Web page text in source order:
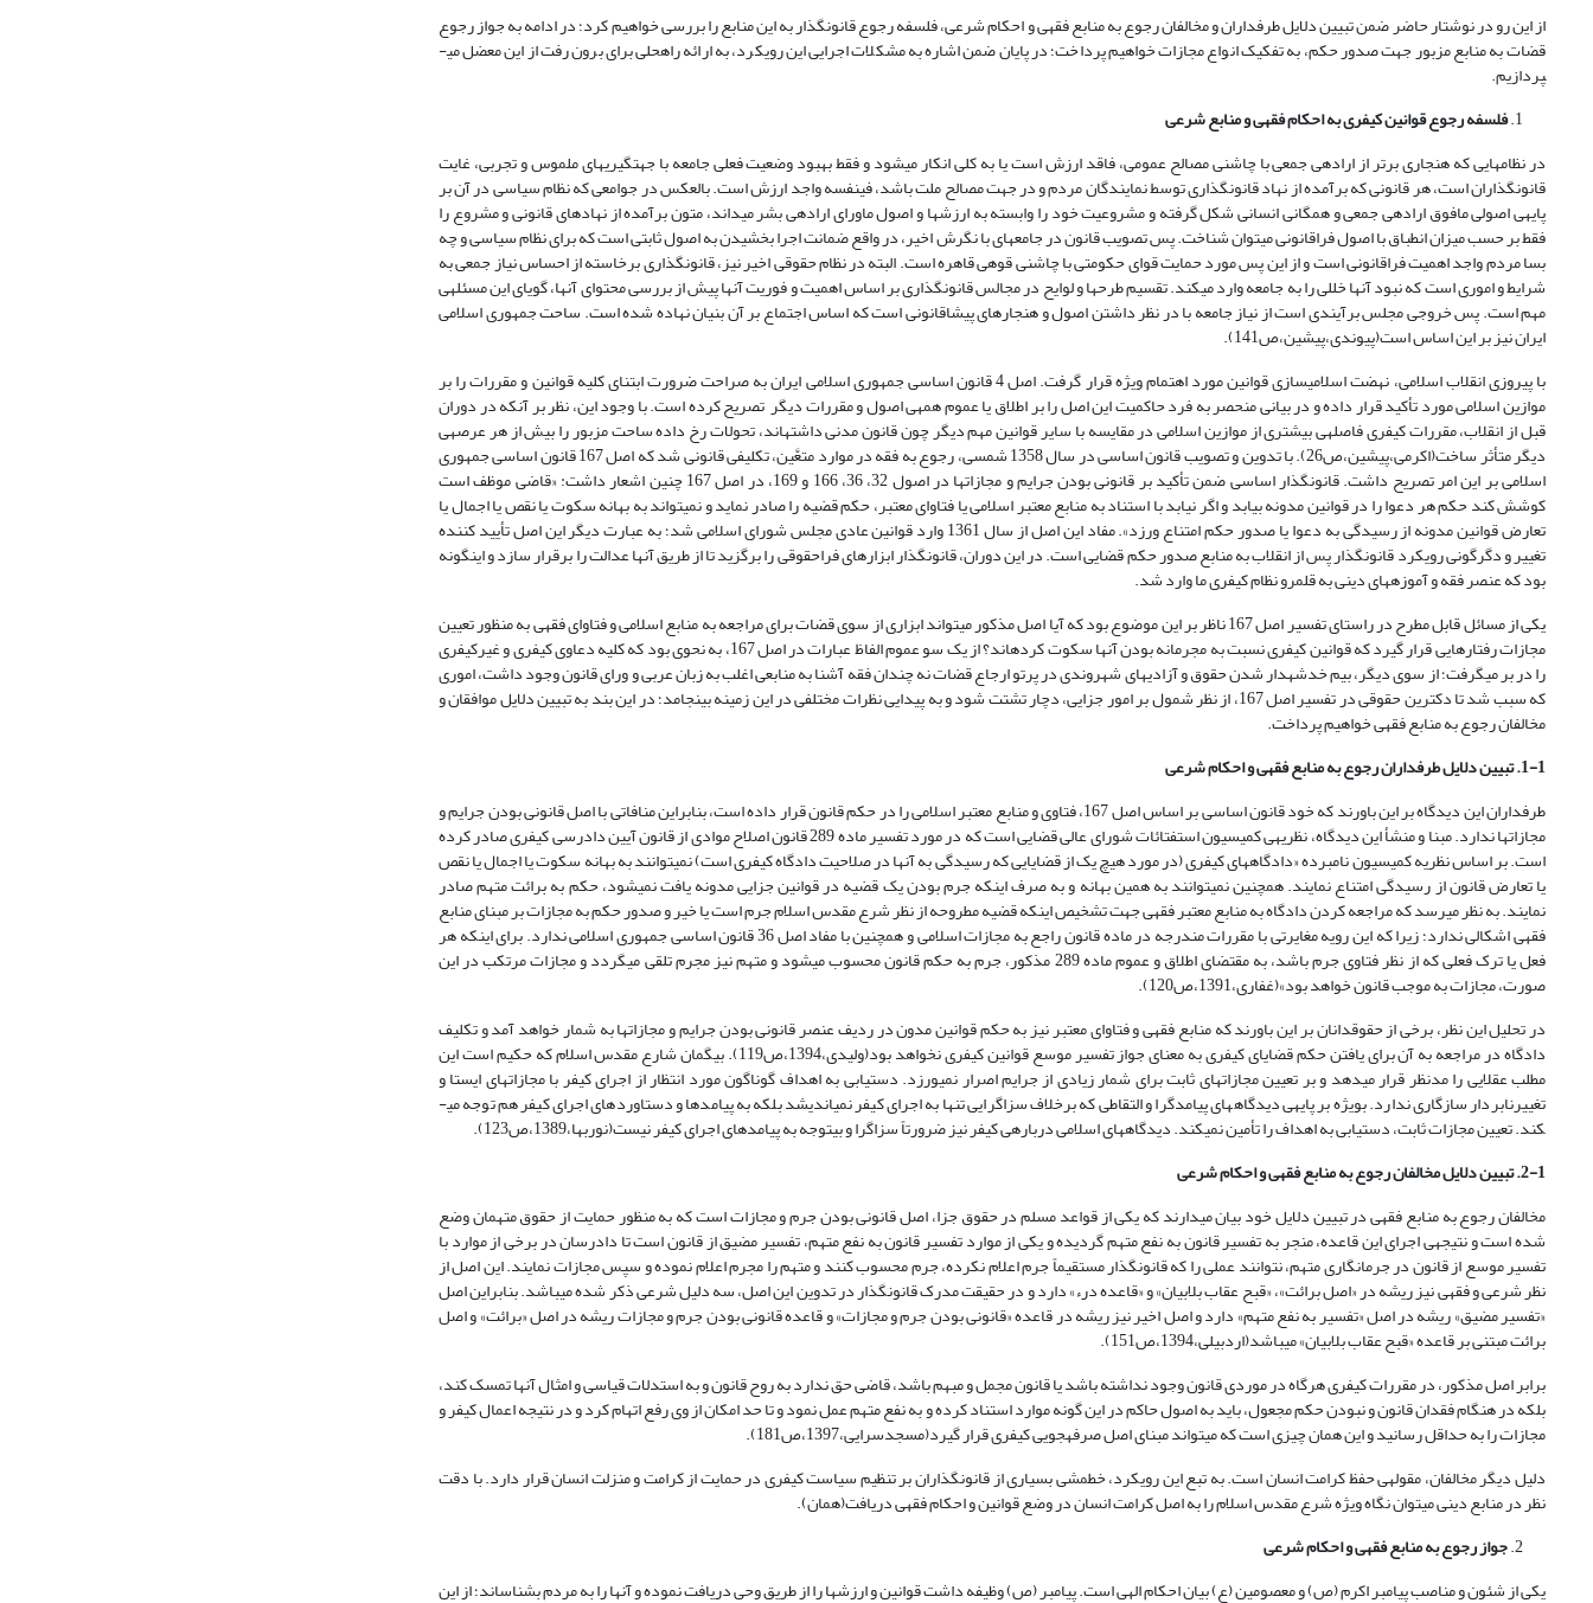
از این رو در نوشتار حاضر ضمن تبیین دلایل طرفداران و مخالفان رجوع به منابع فقهی و احکام شرعی، فلسفه رجوع قانونگذار به این منابع را بررسی خواهیم کرد؛ در ادامه به جواز رجوع
قضات به منابع مزبور جهت صدور حکم، به تفکیک انواع مجازات خواهیم پرداخت؛ در پایان ضمن اشاره به مشکلات اجرایی این رویکرد، به ارائه راه­حلی برای برون رفت از این معضل می­
پردازیم.
فلسفه رجوع قوانین کیفری به احکام فقهی و منابع شرعی
در نظام­هایی که هنجاری برتر از اراده­ی جمعی با چاشنی مصالح عمومی، فاقد ارزش است یا به کلی انکار می­شود و فقط بهبود وضعیت فعلی جامعه با جهت­گیری­های ملموس و تجربی، غایت
قانونگذاران است، هر قانونی که برآمده از نهاد قانونگذاری توسط نمایندگان مردم و در جهت مصالح ملت باشد، فی­نفسه واجد ارزش است. بالعکس در جوامعی که نظام سیاسی در آن بر
پایه­ی اصولی مافوق اراده­ی جمعی و همگانی انسانی شکل گرفته و مشروعیت خود را وابسته به ارزش­ها و اصول ماورای اراده­ی بشر می­داند، متون برآمده از نهادهای قانونی و مشروع را
فقط بر حسب میزان انطباق با اصول فراقانونی می­توان شناخت. پس تصویب قانون در جامعه­ای با نگرش اخیر، در واقع ضمانت اجرا بخشیدن به اصول ثابتی است که برای نظام سیاسی و چه
بسا مردم واجد اهمیت فراقانونی است و از این پس مورد حمایت قوای حکومتی با چاشنی قوه­ی قاهره است. البته در نظام حقوقی اخیر نیز، قانونگذاری برخاسته از احساس نیاز جمعی به
شرایط و اموری است که نبود آن­ها خللی را به جامعه وارد می­کند. تقسیم طرح­ها و لوایح در مجالس قانونگذاری بر اساس اهمیت و فوریت آن­ها پیش از بررسی محتوای آن­ها، گویای این مسئله­ی
مهم است. پس خروجی مجلس برآیندی است از نیاز جامعه با در نظر داشتن اصول و هنجارهای پیشاقانونی است که اساس اجتماع بر آن بنیان نهاده شده است. ساحت جمهوری اسلامی
ایران نیز بر این اساس است(پیوندی،پیشین،ص141).
با پیروزی انقلاب اسلامی، نهضت اسلامی­سازی قوانین مورد اهتمام ویژه قرار گرفت. اصل 4 قانون اساسی جمهوری اسلامی ایران به صراحت ضرورت ابتنای کلیه قوانین و مقررات را بر
موازین اسلامی مورد تأکید قرار داده و در بیانی منحصر به فرد حاکمیت این اصل را بر اطلاق یا عموم همه­ی اصول و مقررات دیگر تصریح کرده است. با وجود این، نظر بر آنکه در دوران
قبل از انقلاب، مقررات کیفری فاصله­ی بیشتری از موازین اسلامی در مقایسه با سایر قوانین مهم دیگر چون قانون مدنی داشته­اند، تحولات رخ داده ساحت مزبور را بیش از هر عرصه­ی
دیگر متأثر ساخت(اکرمی،پیشین،ص26). با تدوین و تصویب قانون اساسی در سال 1358 شمسی، رجوع به فقه در موارد متعَّین، تکلیفی قانونی شد که اصل 167 قانون اساسی جمهوری
اسلامی بر این امر تصریح داشت. قانونگذار اساسی ضمن تأکید بر قانونی بودن جرایم و مجازات­ها در اصول 32، 36، 166 و 169، در اصل 167 چنین اشعار داشت: «قاضی موظف است
کوشش کند حکم هر دعوا را در قوانین مدونه بیابد و اگر نیابد با استناد به منابع معتبر اسلامی یا فتاوای معتبر، حکم قضیه را صادر نماید و نمی­تواند به بهانه سکوت یا نقص یا اجمال یا
تعارض قوانین مدونه از رسیدگی به دعوا یا صدور حکم امتناع ورزد». مفاد این اصل از سال 1361 وارد قوانین عادی مجلس شورای اسلامی شد؛ به عبارت دیگر این اصل تأیید کننده
تغییر و دگرگونی رویکرد قانونگذار پس از انقلاب به منابع صدور حکم قضایی است. در این دوران، قانونگذار ابزارهای فراحقوقی را برگزید تا از طریق آنها عدالت را برقرار سازد و این­گونه
بود که عنصر فقه و آموزه­های دینی به قلمرو نظام کیفری ما وارد شد.
یکی از مسائل قابل مطرح در راستای تفسیر اصل 167 ناظر بر این موضوع بود که آیا اصل مذکور می­تواند ابزاری از سوی قضات برای مراجعه به منابع اسلامی و فتاوای فقهی به منظور تعیین
مجازات رفتارهایی قرار گیرد که قوانین کیفری نسبت به مجرمانه بودن آن­ها سکوت کرده­اند؟ از یک سو عموم الفاظ عبارات در اصل 167، به نحوی بود که کلیه دعاوی کیفری و غیرکیفری
را در بر می­گرفت؛ از سوی دیگر، بیم خدشه­دار شدن حقوق و آزادی­های شهروندی در پرتو ارجاع قضات نه چندان فقه آشنا به منابعی اغلب به زبان عربی و ورای قانون وجود داشت، اموری
که سبب شد تا دکترین حقوقی در تفسیر اصل 167، از نظر شمول بر امور جزایی، دچار تشتت شود و به پیدایی نظرات مختلفی در این زمینه بینجامد؛ در این بند به تبیین دلایل موافقان و
مخالفان رجوع به منابع فقهی خواهیم پرداخت.
1-1. تبیین دلایل طرفداران رجوع به منابع فقهی و احکام شرعی
طرفداران این دیدگاه بر این باورند که خود قانون اساسی بر اساس اصل 167، فتاوی و منابع معتبر اسلامی را در حکم قانون قرار داده است، بنابراین منافاتی با اصل قانونی بودن جرایم و
مجازات­ها ندارد. مبنا و منشأ این دیدگاه، نظریه­ی کمیسیون استفتائات شورای عالی قضایی است که در مورد تفسیر ماده 289 قانون اصلاح موادی از قانون آیین دادرسی کیفری صادر کرده
است. بر اساس نظریه کمیسیون نامبرده «دادگاه­های کیفری (در مورد هیچ یک از قضایایی که رسیدگی به آنها در صلاحیت دادگاه کیفری است) نمی­توانند به بهانه سکوت یا اجمال یا نقص
یا تعارض قانون از رسیدگی امتناع نمایند. همچنین نمی­توانند به همین بهانه و به صرف اینکه جرم بودن یک قضیه در قوانین جزایی مدونه یافت نمی­شود، حکم به برائت متهم صادر
نمایند. به نظر می­رسد که مراجعه کردن دادگاه به منابع معتبر فقهی جهت تشخیص اینکه قضیه مطروحه از نظر شرع مقدس اسلام جرم است یا خیر و صدور حکم به مجازات بر مبنای منابع
فقهی اشکالی ندارد؛ زیرا که این رویه مغایرتی با مقررات مندرجه در ماده قانون راجع به مجازات اسلامی و همچنین با مفاد اصل 36 قانون اساسی جمهوری اسلامی ندارد. برای اینکه هر
فعل یا ترک فعلی که از نظر فتاوی جرم باشد، به مقتضای اطلاق و عموم ماده 289 مذکور، جرم به حکم قانون محسوب می­شود و متهم نیز مجرم تلقی می­گردد و مجازات مرتکب در این
صورت، مجازات به موجب قانون خواهد بود»(غفاری،1391،ص120).
در تحلیل این نظر، برخی از حقوقدانان بر این باورند که منابع فقهی و فتاوای معتبر نیز به حکم قوانین مدون در ردیف عنصر قانونی بودن جرایم و مجازات­ها به شمار خواهد آمد و تکلیف
دادگاه در مراجعه به آن برای یافتن حکم قضایای کیفری به معنای جواز تفسیر موسع قوانین کیفری نخواهد بود(ولیدی،1394،ص119). بی­گمان شارع مقدس اسلام که حکیم است این
مطلب عقلایی را مدنظر قرار می­دهد و بر تعیین مجازات­های ثابت برای شمار زیادی از جرایم اصرار نمی­ورزد. دستیابی به اهداف گوناگون مورد انتظار از اجرای کیفر با مجازات­های ایستا و
تغییرنابردار سازگاری ندارد. بویژه بر پایه­ی دیدگاه­های پیامدگرا و التقاطی که برخلاف سزاگرایی تنها به اجرای کیفر نمی­اندیشد بلکه به پیامدها و دستاوردهای اجرای کیفر هم توجه می­
کند. تعیین مجازات ثابت، دستیابی به اهداف را تأمین نمی­کند. دیدگاه­های اسلامی درباره­ی کیفر نیز ضرورتاً سزاگرا و بی­توجه به پیامدهای اجرای کیفر نیست(نوربها،1389،ص123).
2-1. تبیین دلایل مخالفان رجوع به منابع فقهی و احکام شرعی
مخالفان رجوع به منابع فقهی در تبیین دلایل خود بیان می­دارند که یکی از قواعد مسلم در حقوق جزا، اصل قانونی بودن جرم و مجازات است که به منظور حمایت از حقوق متهمان وضع
شده است و نتیجه­ی اجرای این قاعده، منجر به تفسیر قانون به نفع متهم گردیده و یکی از موارد تفسیر قانون به نفع متهم، تفسیر مضیق از قانون است تا دادرسان در برخی از موارد با
تفسیر موسع از قانون در جرم­انگاری متهم، نتوانند عملی را که قانونگذار مستقیماً جرم اعلام نکرده، جرم محسوب کنند و متهم را مجرم اعلام نموده و سپس مجازات نمایند. این اصل از
نظر شرعی و فقهی نیز ریشه در «اصل برائت»، «قبح عقاب بلابیان» و «قاعده درء» دارد و در حقیقت مدرک قانونگذار در تدوین این اصل، سه دلیل شرعی ذکر شده می­باشد. بنابراین اصل
«تفسیر مضیق» ریشه در اصل «تفسیر به نفع متهم» دارد و اصل اخیر نیز ریشه در قاعده «قانونی بودن جرم و مجازات» و قاعده قانونی بودن جرم و مجازات ریشه در اصل «برائت» و اصل
برائت مبتنی بر قاعده «قبح عقاب بلابیان» می­باشد(اردبیلی،1394،ص151).
برابر اصل مذکور، در مقررات کیفری هرگاه در موردی قانون وجود نداشته باشد یا قانون مجمل و مبهم باشد، قاضی حق ندارد به روح قانون و به استدلات قیاسی و امثال آنها تمسک کند،
بلکه در هنگام فقدان قانون و نبودن حکم مجعول، باید به اصول حاکم در این گونه موارد استناد کرده و به نفع متهم عمل نمود و تا حد امکان از وی رفع اتهام کرد و در نتیجه اعمال کیفر و
مجازات را به حداقل رسانید و این همان چیزی است که می­تواند مبنای اصل صرفه­جویی کیفری قرار گیرد(مسجدسرایی،1397،ص181).
دلیل دیگر مخالفان، مقوله­ی حفظ کرامت انسان است. به تبع این رویکرد، خط­مشی بسیاری از قانونگذاران بر تنظیم سیاست کیفری در حمایت از کرامت و منزلت انسان قرار دارد. با دقت
نظر در منابع دینی می­توان نگاه ویژه شرع مقدس اسلام را به اصل کرامت انسان در وضع قوانین و احکام فقهی دریافت(همان).
جواز رجوع به منابع فقهی و احکام شرعی
یکی از شئون و مناصب پیامبر اکرم (ص) و معصومین (ع) بیان احکام الهی است. پیامبر (ص) وظیفه داشت قوانین و ارزش­ها را از طریق وحی دریافت نموده و آنها را به مردم بشناساند؛ از این